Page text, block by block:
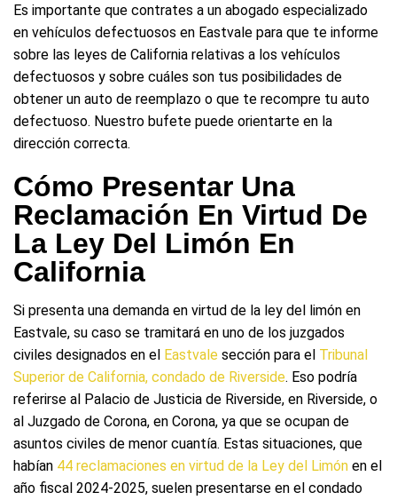
Es importante que contrates a un abogado especializado
en vehículos defectuosos en Eastvale para que te informe
sobre las leyes de California relativas a los vehículos
defectuosos y sobre cuáles son tus posibilidades de
obtener un auto de reemplazo o que te recompre tu auto
defectuoso. Nuestro bufete puede orientarte en la
dirección correcta.
Cómo Presentar Una
Reclamación En Virtud De
La Ley Del Limón En
California
Si presenta una demanda en virtud de la ley del limón en
Eastvale, su caso se tramitará en uno de los juzgados
civiles designados en el Eastvale sección para el Tribunal
Superior de California, condado de Riverside. Eso podría
referirse al Palacio de Justicia de Riverside, en Riverside, o
al Juzgado de Corona, en Corona, ya que se ocupan de
asuntos civiles de menor cuantía. Estas situaciones, que
habían 44 reclamaciones en virtud de la Ley del Limón en el
año fiscal 2024-2025, suelen presentarse en el condado